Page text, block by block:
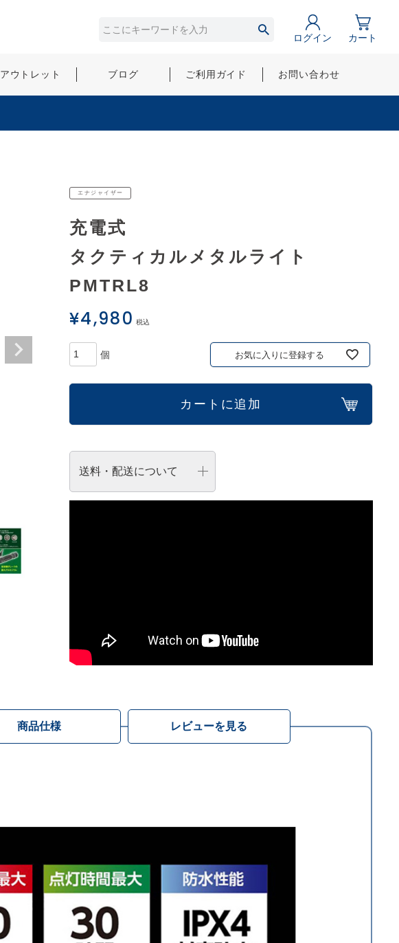
ログイン カート
アウトレット ブログ ご利用ガイド お問い合わせ
エナジャイザー
充電式
タクティカルメタルライト
PMTRL8
¥4,980 税込
お気に入りに登録する
カートに追加
送料・配送について
商品仕様 レビューを見る